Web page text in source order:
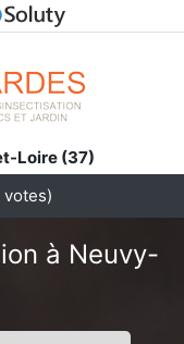
Loire (37)
votes)
à Neuvy-